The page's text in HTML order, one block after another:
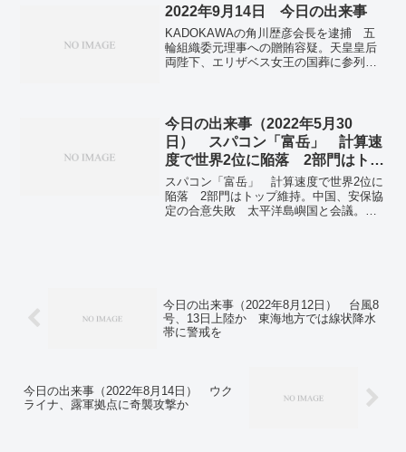
らく。台風12号、石垣島通過し北上 動
き遅く、暴風など警戒呼びかけ。医療機
関外の死亡 8月は過去最多の869人が新
型コロナ感染。全国で新たに5万2918人感
染 4日連続10万人下回る 新型コロナ。
2022年9月14日 今日の出来事
KADOKAWAの角川歴彦会長を逮捕 五
輪組織委元理事への贈賄容疑。天皇皇后
両陛下、エリザベス女王の国葬に参列
対応ワクチン「11～12月に供給」。台風
14号 3連休には沖縄や奄美地方 西日本に
近づくおそれ。全国で新たに10万277人感
染 前週比2.9万人減 新型コロナ。
今日の出来事（2022年5月30
日） スパコン「富岳」 計算速
度で世界2位に陥落 2部門はトッ
プ維持
スパコン「富岳」 計算速度で世界2位に
陥落 2部門はトップ維持。中国、安保協
定の合意失敗 太平洋島嶼国と会議。ロ
で新たに1万2207人感染 前週より6300
人減 新型コロナ。
今日の出来事（2022年8月12日） 台風8
号、13日上陸か 東海地方では線状降水
帯に警戒を
今日の出来事（2022年8月14日） ウク
ライナ、露軍拠点に奇襲攻撃か